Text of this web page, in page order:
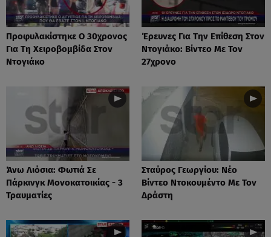
Προφυλακίστηκε Ο 30χρονος
Για Τη Χειροβομβίδα Στον
Ντογιάκο
Έρευνες Για Την Επίθεση Στον
Ντογιάκο: Βίντεο Με Τον
27χρονο
Άνω Λιόσια: Φωτιά Σε
Πάρκινγκ Μονοκατοικίας - 3
Τραυματίες
Σταύρος Γεωργίου: Νέο
Βίντεο Ντοκουμέντο Με Τον
Δράστη